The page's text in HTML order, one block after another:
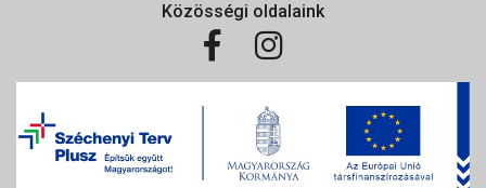
Közösségi oldalaink